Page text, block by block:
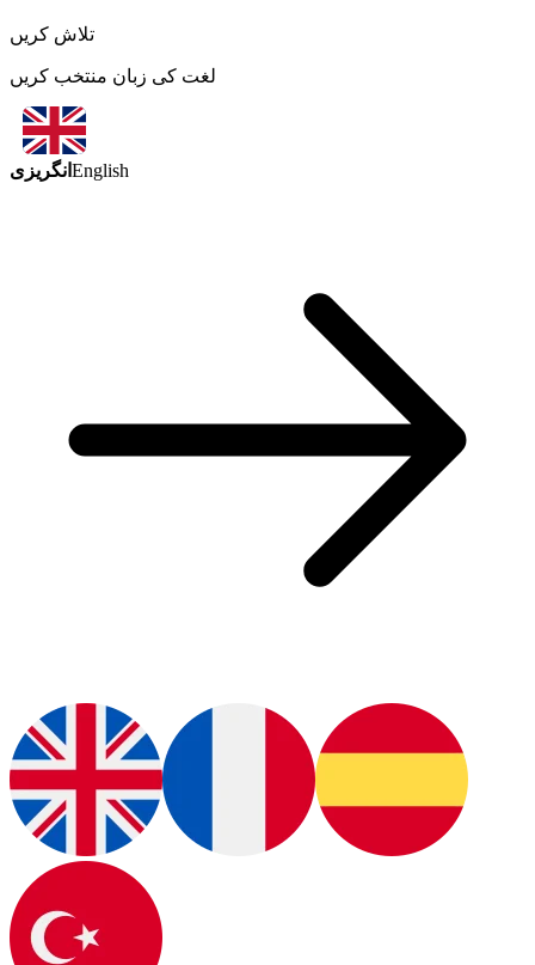
تلاش کریں
لغت کی زبان منتخب کریں
انگریزی English